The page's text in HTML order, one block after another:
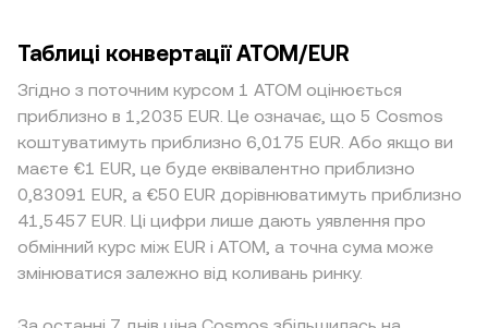
Таблиці конвертації ATOM/EUR
Згідно з поточним курсом 1 ATOM оцінюється
приблизно в 1,2035 EUR. Це означає, що 5 Cosmos
коштуватимуть приблизно 6,0175 EUR. Або якщо ви
маєте €1 EUR, це буде еквівалентно приблизно
0,83091 EUR, а €50 EUR дорівнюватимуть приблизно
41,5457 EUR. Ці цифри лише дають уявлення про
обмінний курс між EUR і ATOM, а точна сума може
змінюватися залежно від коливань ринку.